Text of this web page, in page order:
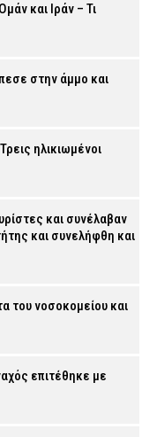
και Ιράν – Τι
στην άμμο και
ηλικιωμένοι
και συνέλαβαν
και συνελήφθη και
του νοσοκομείου και
επιτέθηκε με